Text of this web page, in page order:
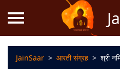
स्तोत्र
JainSaar > आरती संग्रह > श्री